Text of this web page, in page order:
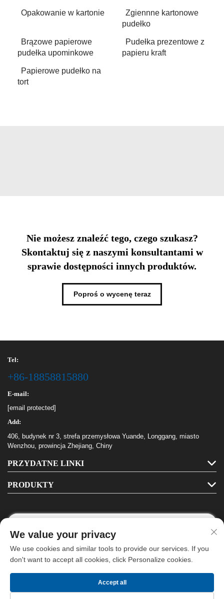
Opakowanie w kartonie
Zgiennne kartonowe
pudełko
Brązowe papierowe
pudełka upominkowe
Pudełka prezentowe z
papieru kraft
Papierowe pudełko na
tort
Nie możesz znaleźć tego, czego szukasz?
Skontaktuj się z naszymi konsultantami w
sprawie dostępności innych produktów.
Poproś o wycenę teraz
Tel:
+86-18858815880
E-mail:
[email protected]
Add:
406, budynek nr 3, strefa przemysłowa Yuande, Longgang, miasto
Wenzhou, prowincja Zhejiang, Chiny
PRZYDATNE LINKI
PRODUKTY
Śledź Nas
Polityka prywatności
We value your privacy
We use cookies and similar tools to provide our services. If you
don't want to accept all cookies, click Personalize cookies.
Accept all